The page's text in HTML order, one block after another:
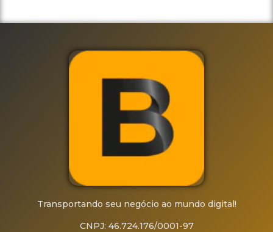
Transportando seu negócio ao mundo digital!
CNPJ: 46.724.176/0001-97